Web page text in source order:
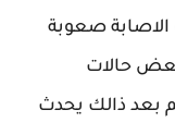
الاصابة صعوبة
حالات
بعد ذالك يحدث